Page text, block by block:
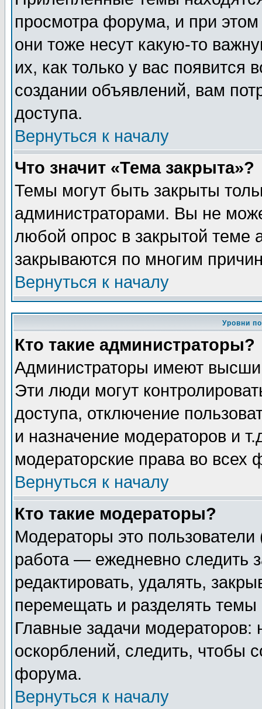
просмотра форума, и при
они тоже несут какую-то
их, как только у вас появится
создании объявлений, вам
доступа.
Вернуться к началу
Что значит «Тема закрыта»?
Темы могут быть закрыты
администраторами. Вы не
любой опрос в закрытой теме
закрываются по многим
Вернуться к началу
Уровни
Кто такие администраторы?
Администраторы имеют
Эти люди могут
доступа, отключение
и назначение модераторов и
модераторские права во всех
Вернуться к началу
Кто такие модераторы?
Модераторы это
работа — ежедневно следить
редактировать, удалять,
перемещать и разделять
Главные задачи
оскорблений, следить, чтобы
форума.
Вернуться к началу